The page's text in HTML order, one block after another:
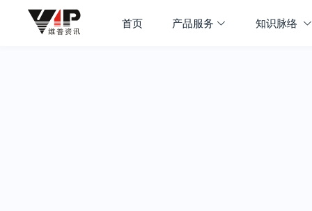
首页 产品服务 知识脉络